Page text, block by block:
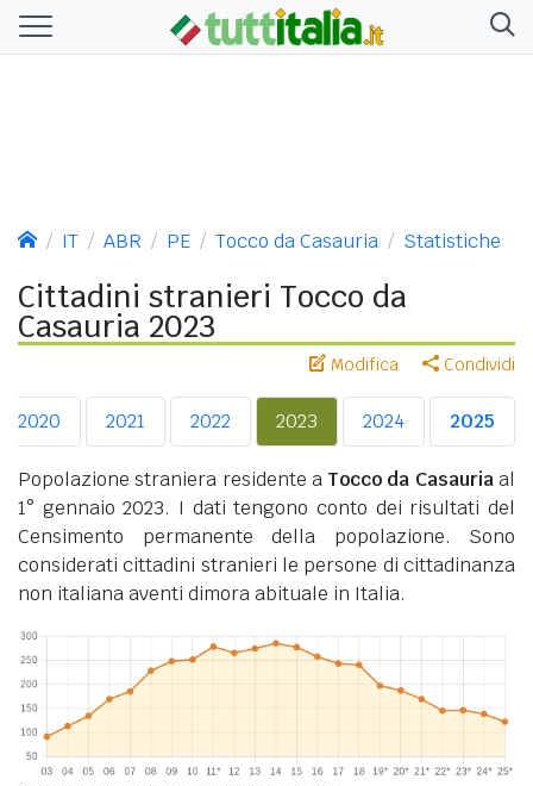
IT ABR PE Tocco da Casauria Statistiche
Cittadini stranieri Tocco da
Casauria 2023
Modifica Condividi
2020 2021 2022 2023 2024 2025
Popolazione straniera residente a Tocco da Casauriaal
1° gennaio 2023. I dati tengono conto dei risultati del
Censimento permanente della popolazione. Sono
considerati cittadini stranieri le persone di cittadinanza
non italiana aventi dimora abituale in Italia.